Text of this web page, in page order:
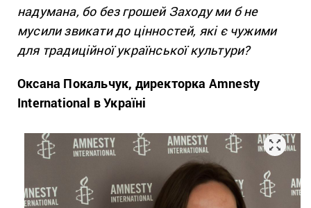
надумана, бо без грошей Заходу ми б не
мусили звикати до цінностей, які є чужими
для традиційної української культури?
Оксана Покальчук, директорка Amnesty
International в Україні